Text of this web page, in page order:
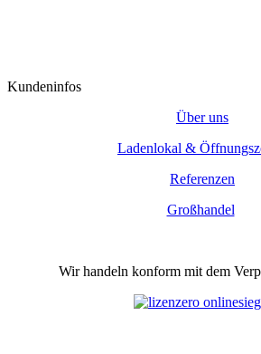
Kundeninfos
Über uns
Ladenlokal &
Referenzen
Großhandel
Wir handeln konform mit dem